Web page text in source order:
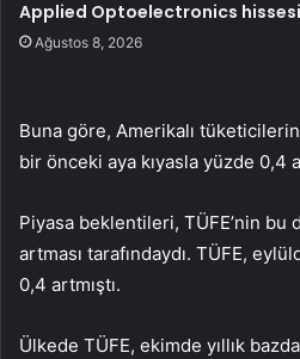
Applied Optoelectronics
Ağustos 8, 2026
Buna göre, Amerikalı
bir önceki aya kıyasla yüzde 0,4
Piyasa beklentileri, TÜFE’nin bu
artması tarafındaydı. TÜFE,
0,4 artmıştı.
Ülkede TÜFE, ekimde yıllık